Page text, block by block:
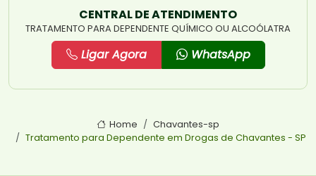
CENTRAL DE ATENDIMENTO
TRATAMENTO PARA DEPENDENTE QUÍMICO OU ALCOÓLATRA
Ligar Agora WhatsApp
Home
Chavantes-sp
Tratamento para Dependente em Drogas de Chavantes - SP